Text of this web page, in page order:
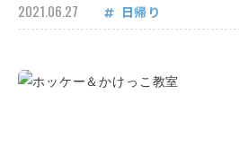
2021.06.27 日帰り